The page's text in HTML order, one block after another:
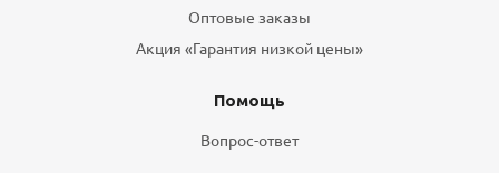
Оптовые заказы
Акция «Гарантия низкой цены»
Помощь
Вопрос-ответ